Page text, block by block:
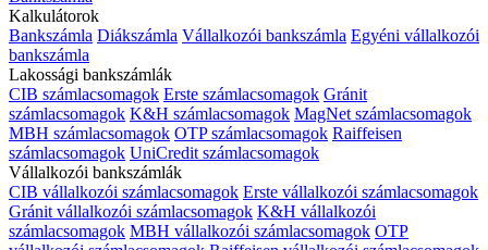
Kalkulátorok
Bankszámla Diákszámla Vállalkozói bankszámla Egyéni vállalkozói
bankszámla
Lakossági bankszámlák
CIB számlacsomagok Erste számlacsomagok Gránit
számlacsomagok K&H számlacsomagok MagNet számlacsomagok
MBH számlacsomagok OTP számlacsomagok Raiffeisen
számlacsomagok UniCredit számlacsomagok
Vállalkozói bankszámlák
CIB vállalkozói számlacsomagok Erste vállalkozói számlacsomagok
Gránit vállalkozói számlacsomagok K&H vállalkozói
számlacsomagok MBH vállalkozói számlacsomagok OTP